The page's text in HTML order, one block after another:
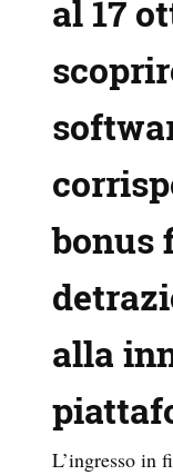
al 17
bonus
alla
L’ingresso in